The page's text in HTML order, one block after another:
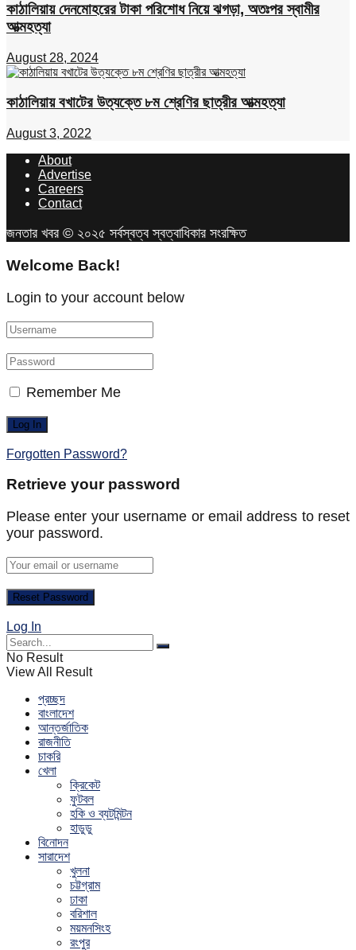
কাঠালিয়ায় দেনমোহরের টাকা পরিশোধ নিয়ে ঝগড়া, অতঃপর স্বামীর
আত্মহত্যা
August 28, 2024
কাঠালিয়ায় বখাটের উত্যক্তে ৮ম শ্রেণির ছাত্রীর আত্মহত্যা
August 3, 2022
About
Advertise
Careers
Contact
জনতার খবর © ২০২৫ সর্বস্বত্ব স্বত্বাধিকার সংরক্ষিত
Welcome Back!
Login to your account below
Remember Me
Forgotten Password?
Retrieve your password
Please enter your username or email address to reset
your password.
Log In
No Result
View All Result
প্রচ্ছদ
বাংলাদেশ
আন্তর্জাতিক
রাজনীতি
চাকরি
খেলা
ক্রিকেট
ফুটবল
হকি ও ব্যটমিন্টন
হাডুডু
বিনোদন
সারাদেশ
খুলনা
চট্টগ্রাম
ঢাকা
বরিশাল
ময়মনসিংহ
রংপুর